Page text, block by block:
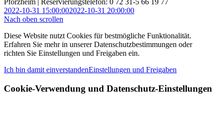
Pforzheim | Reservierungstelefon: 0 72 31-5 66 19 77
2022-10-31 15:00:002022-10-31 20:00:00
Nach oben scrollen
Diese Website nutzt Cookies für bestmögliche Funktionalität.
Erfahren Sie mehr in unserer Datenschutzbestimmungen oder
richten Sie Einstellungen und Freigaben ein.
Ich bin damit einverstandenEinstellungen und Freigaben
Cookie-Verwendung und Datenschutz-Einstellungen